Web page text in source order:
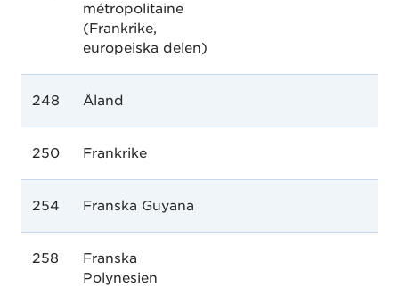
métropolitaine
(Frankrike,
europeiska delen)
248 Åland
250 Frankrike
254 Franska Guyana
258
Franska
Polynesien